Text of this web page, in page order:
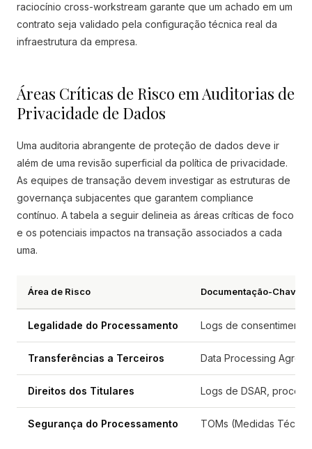
raciocínio cross-workstream garante que um achado em um
contrato seja validado pela configuração técnica real da
infraestrutura da empresa.
Áreas Críticas de Risco em Auditorias de
Privacidade de Dados
Uma auditoria abrangente de proteção de dados deve ir
além de uma revisão superficial da política de privacidade.
As equipes de transação devem investigar as estruturas de
governança subjacentes que garantem compliance
contínuo. A tabela a seguir delineia as áreas críticas de foco
e os potenciais impactos na transação associados a cada
uma.
Área de Risco Documentação-Chave
Legalidade do Processamento Logs de
Transferências a Terceiros Data Processing
Direitos dos Titulares Logs de DSAR,
Segurança do Processamento TOMs (Medidas